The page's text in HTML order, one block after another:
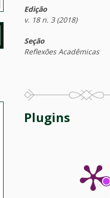
Edição
v. 18 n. 3 (2018)
Seção
Reflexões Acadêmicas
Plugins